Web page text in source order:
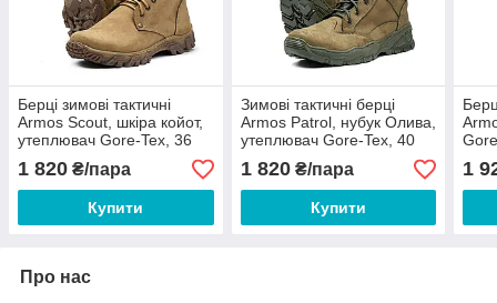
Берці зимові тактичні
Armos Scout, шкіра койот,
утеплювач Gore-Tex, 36
37 38 39 40 41 42 44 45 46
47 48
1 820 ₴/пара
Купити
Зимові тактичні берці
Armos Patrol, нубук Олива,
утеплювач Gore-Tex, 40
41 42 43 44 45 46
1 820₴/пара
Купити
44
1
Про нас